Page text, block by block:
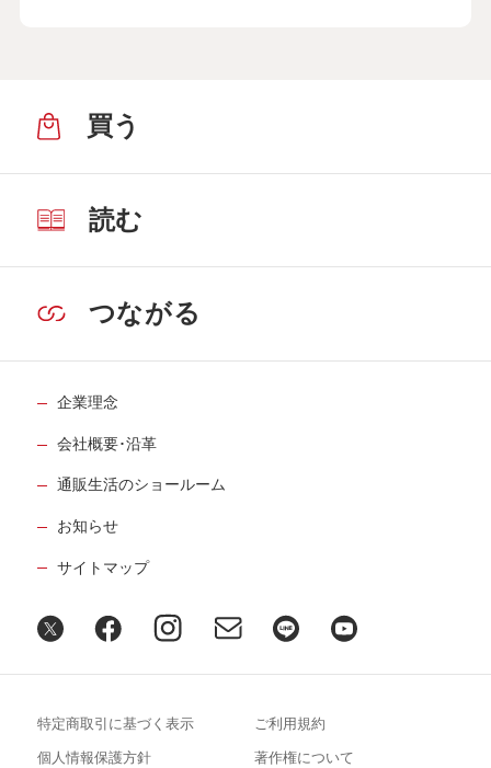
買う
読む
つながる
企業理念
会社概要･沿革
通販生活のショールーム
お知らせ
サイトマップ
特定商取引に基づく表示 ご利用規約
個人情報保護方針 著作権について